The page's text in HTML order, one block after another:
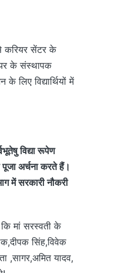
करियर सेंटर के
के संस्थापक
लिए विद्यार्थियों में
विद्या रूपेण
अर्चना करते हैं।
में सरकारी नौकरी
मां सरस्वती के
सिंह,विवेक
,सागर,अमित यादव,